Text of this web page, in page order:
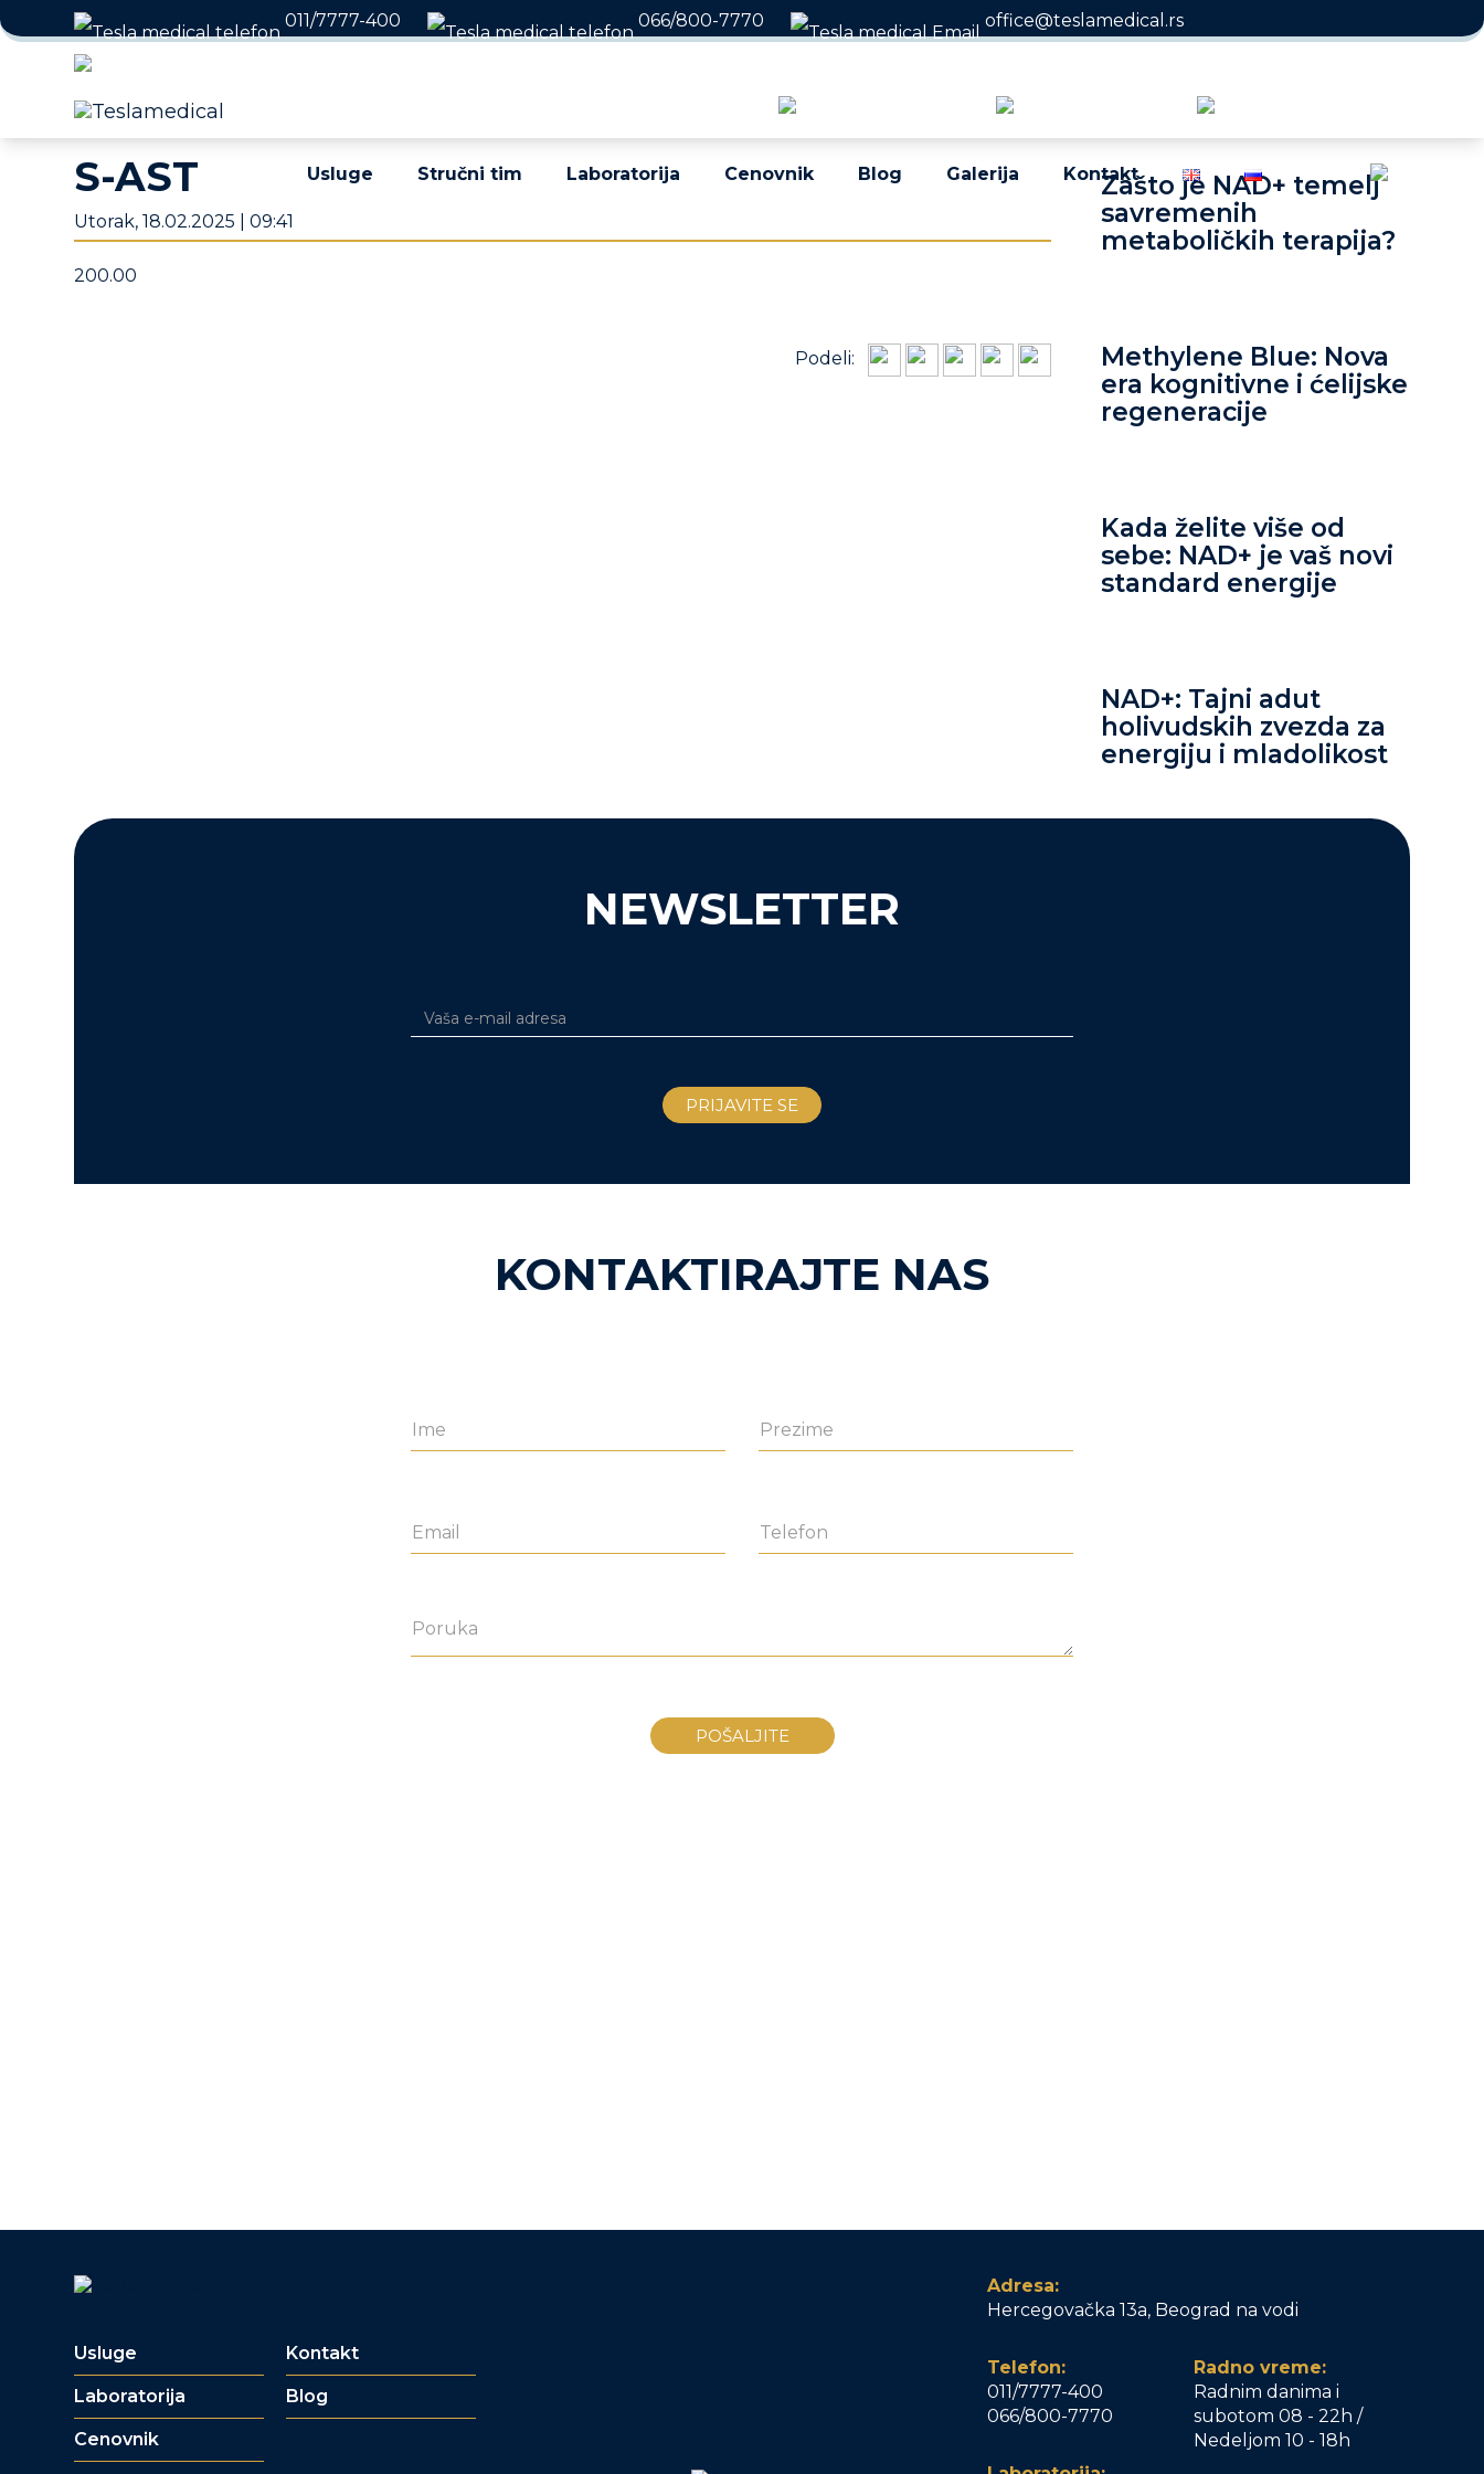
011/7777-400 066/800-7770
office@teslamedical.rs
Usluge Stručni tim Laboratorija Cenovnik Blog Galerija Kontakt
S-AST
Utorak, 18.02.2025 | 09:41
200.00
Podeli:
Zašto je NAD+ temelj
savremenih
metaboličkih terapija?
Methylene Blue: Nova
era kognitivne i ćelijske
regeneracije
Kada želite više od
sebe: NAD+ je vaš novi
standard energije
NAD+: Tajni adut
holivudskih zvezda za
energiju i mladolikost
NEWSLETTER
KONTAKTIRAJTE NAS
Usluge Kontakt
Laboratorija Blog
Cenovnik
Adresa:
Hercegovačka 13a, Beograd na vodi
Telefon:
011/7777-400
066/800-7770
Radno vreme:
Radnim danima i
subotom 08 - 22h /
Nedeljom 10 - 18h